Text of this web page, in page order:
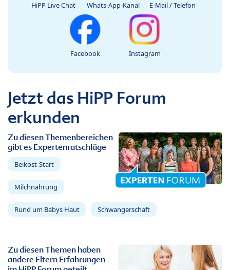
HiPP Live Chat Whats-App-Kanal E-Mail / Telefon
Facebook Instagram
Jetzt das HiPP Forum
erkunden
Zu diesen Themenbereichen
gibt es Expertenratschläge
Beikost-Start
Milchnahrung
Rund um Babys Haut Schwangerschaft
Zu diesen Themen haben
andere Eltern Erfahrungen